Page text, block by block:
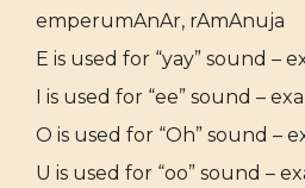
emperumAnAr, rAmAnuja
E is used for “yay” sound –
I is used for “ee” sound –
O is used for “Oh” sound –
U is used for “oo” sound –